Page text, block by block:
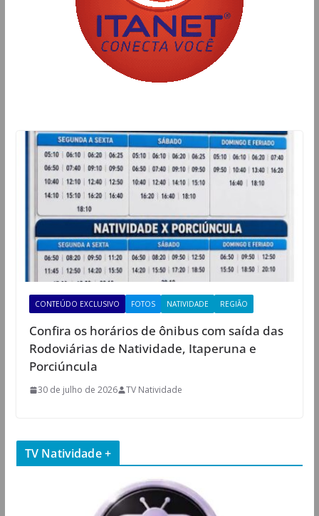
CONTEÚDO EXCLUSIVO FOTOS NATIVIDADE REGIÃO
Confira os horários de ônibus com saída das
Rodoviárias de Natividade, Itaperuna e
Porciúncula
30 de julho de 2026 TV Natividade
TV Natividade +